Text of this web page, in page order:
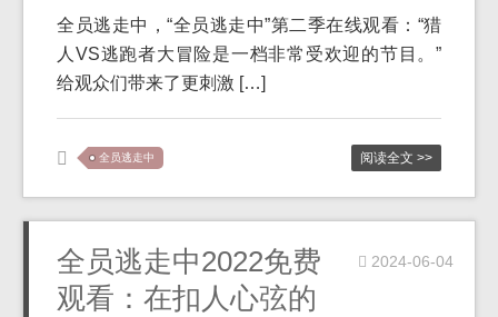
全员逃走中，“全员逃走中”第二季在线观看：“猎
人VS逃跑者大冒险是一档非常受欢迎的节目。”
给观众们带来了更刺激 […]
全员逃走中 阅读全文 >>
全员逃走中2022免费
观看：在扣人心弦的
2024-06-04